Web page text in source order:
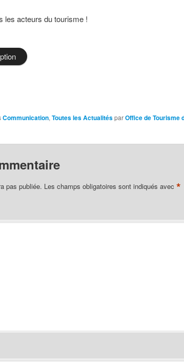
les acteurs du tourisme !
Communication,Toutes les ActualitésparOffice de Tourisme
pas publiée. Les champs obligatoires sont indiqués avec*